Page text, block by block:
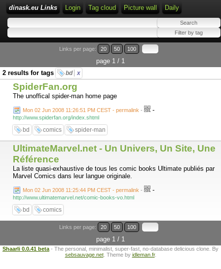
dinask.eu Links Login Tag cloud Picture wall Daily
Links per page: 20 50 100
page 1 / 1
2 results for tags
bd x
SpiderFan.org
The unoffical spider-man home page
Mon 02 Jun 2008 11:26:51 PM CEST - permalink - -
http://www.spiderfan.org/index.shtml
bd comics spider-man
UltimateMarvel.net - Un Univers, Un Site, Une
Référence
La liste quasi-exhaustive de tous les comic books Ultimate publiés par
Marvel Comics dans leur langue originale.
Mon 02 Jun 2008 11:25:44 PM CEST - permalink - -
http://www.ultimatemarvel.net/comic-books-vo.html
bd comics
Links per page: 20 50 100
page 1 / 1
Shaarli 0.0.41 beta - The personal, minimalist, super-fast, no-database delicious clone. By
sebsauvage.net. Theme by idleman.fr.